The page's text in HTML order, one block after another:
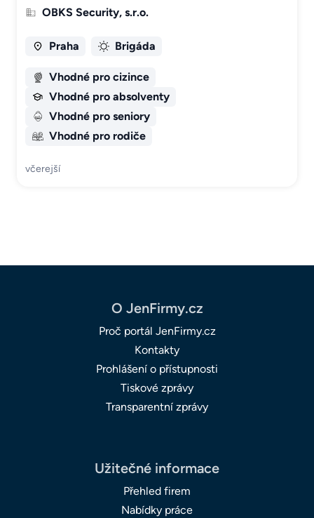
OBKS Security, s.r.o.
Praha Brigáda
Vhodné pro cizince
Vhodné pro absolventy
Vhodné pro seniory
Vhodné pro rodiče
včerejší
O JenFirmy.cz
Proč portál JenFirmy.cz
Kontakty
Prohlášení o přístupnosti
Tiskové zprávy
Transparentní zprávy
Užitečné informace
Přehled firem
Nabídky práce